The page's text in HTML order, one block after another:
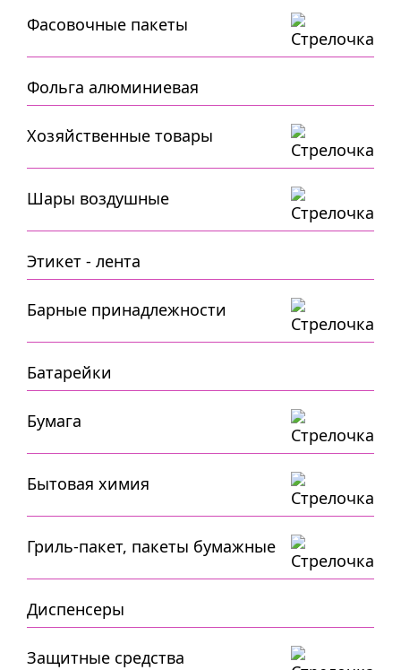
Фасовочные пакеты
Фольга алюминиевая
Хозяйственные товары
Шары воздушные
Этикет - лента
Барные принадлежности
Батарейки
Бумага
Бытовая химия
Гриль-пакет, пакеты бумажные
Диспенсеры
Защитные средства